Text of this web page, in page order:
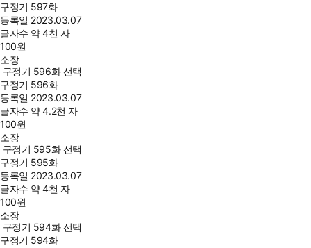
구정기 597화
등록일 2023.03.07
글자수 약 4천 자
100원
소장
구정기 596화 선택
구정기 596화
등록일 2023.03.07
글자수 약 4.2천 자
100원
소장
구정기 595화 선택
구정기 595화
등록일 2023.03.07
글자수 약 4천 자
100원
소장
구정기 594화 선택
구정기 594화